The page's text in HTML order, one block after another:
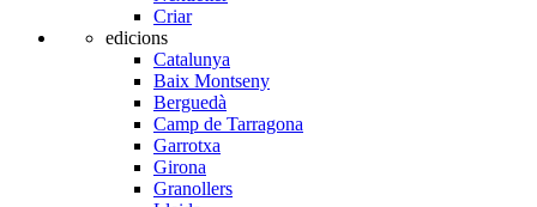
Criar
edicions
Catalunya
Baix Montseny
Berguedà
Camp de Tarragona
Garrotxa
Girona
Granollers